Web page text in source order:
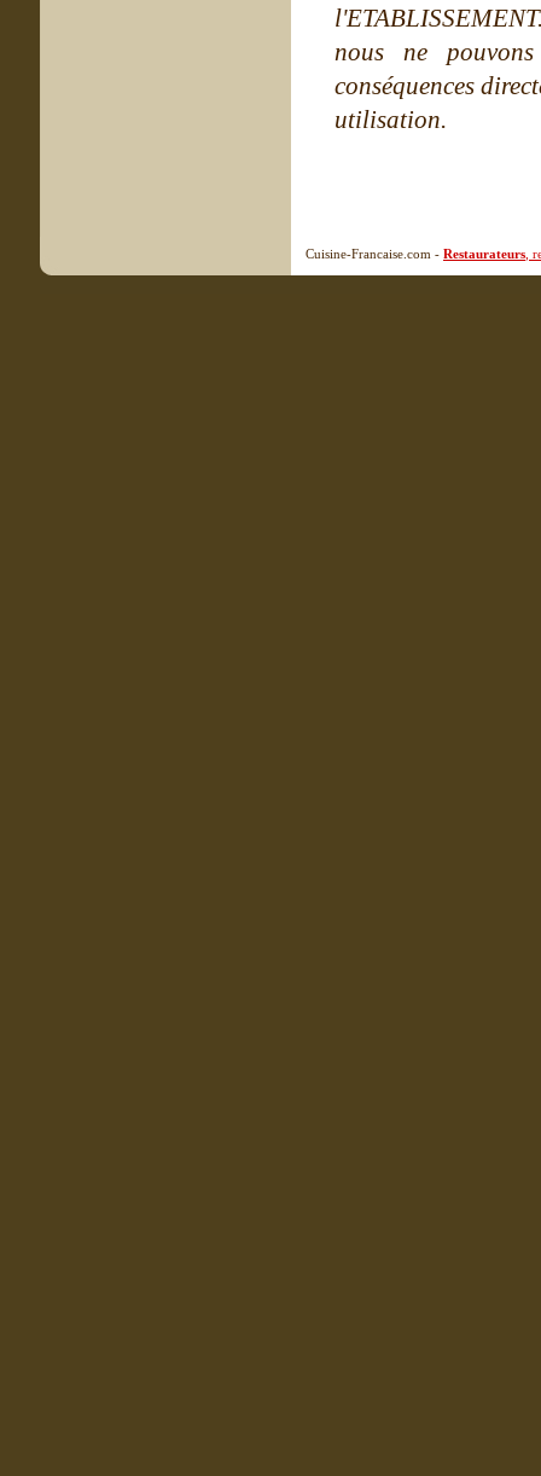
nous ne
conséquences
utilisation.
Cuisine-Francaise.com - Restaurateurs ,